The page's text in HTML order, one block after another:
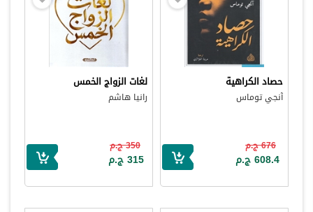
حصاد الكراهية
آنجي توماس
676 ج.م
608.4 ج.م
لغات الزواج الخمس
رانيا هاشم
350 ج.م
315 ج.م